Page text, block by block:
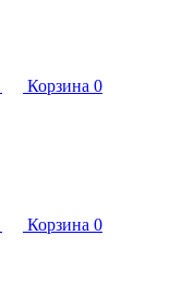
Корзина 0
Корзина 0